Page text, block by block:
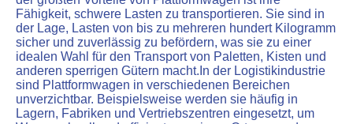
Fähigkeit, schwere Lasten zu transportieren. Sie sind in
der Lage, Lasten von bis zu mehreren hundert Kilogramm
sicher und zuverlässig zu befördern, was sie zu einer
idealen Wahl für den Transport von Paletten, Kisten und
anderen sperrigen Gütern macht.In der Logistikindustrie
sind Plattformwagen in verschiedenen Bereichen
unverzichtbar. Beispielsweise werden sie häufig in
Lagern, Fabriken und Vertriebszentren eingesetzt, um